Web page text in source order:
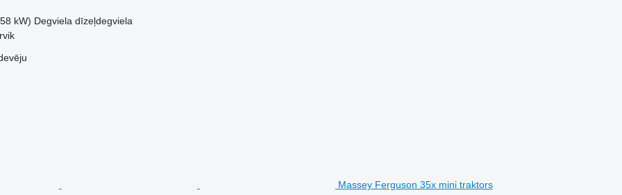
kW) Degviela dīzeļdegviela
Massey Ferguson 35x mini traktors